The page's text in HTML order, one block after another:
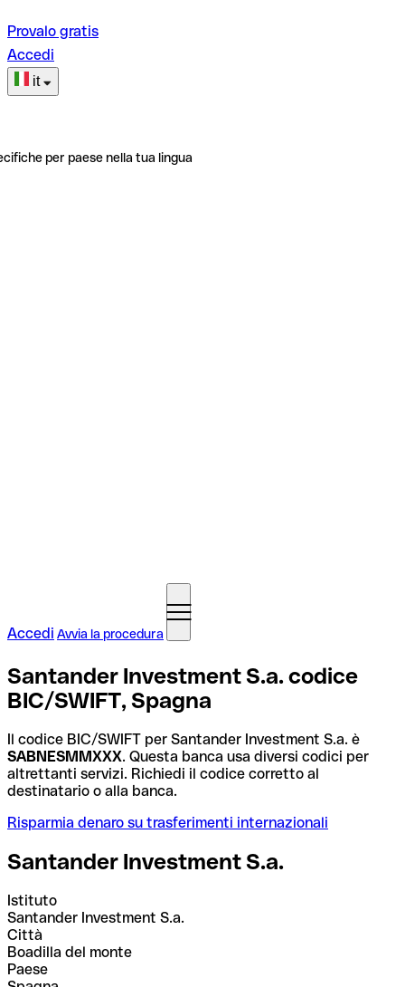
Provalo gratis
Accedi
it
per paese nella tua lingua
Accedi Avvia la procedura
Santander Investment S.a. codice
BIC/SWIFT, Spagna
Il codice BIC/SWIFT per Santander Investment S.a. è
SABNESMMXXX. Questa banca usa diversi codici per
altrettanti servizi. Richiedi il codice corretto al
destinatario o alla banca.
Risparmia denaro su trasferimenti internazionali
Santander Investment S.a.
Istituto
Santander Investment S.a.
Città
Boadilla del monte
Paese